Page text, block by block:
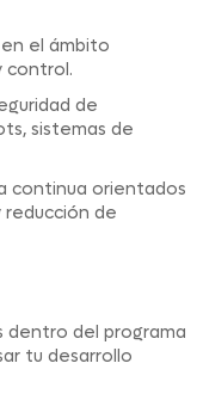
el ámbito
control.
de
sistemas de
continua orientados
de
dentro del programa
tu desarrollo